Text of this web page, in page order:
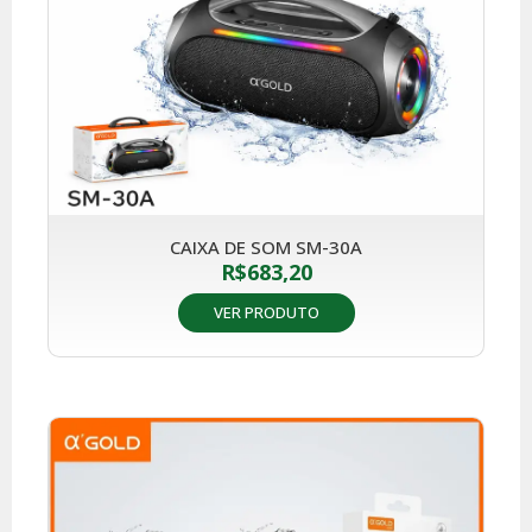
CAIXA DE SOM SM-30A
R$683,20
VER PRODUTO